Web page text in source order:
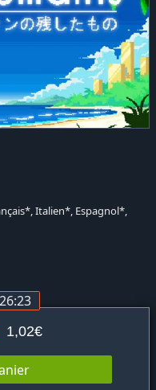
Italien*, Espagnol*,
1,02€